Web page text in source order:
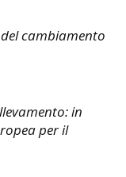
cambiamento
in
per il